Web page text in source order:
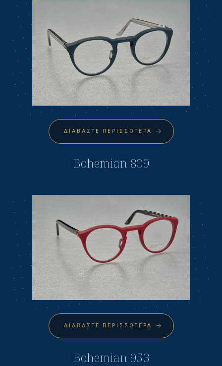
ΔΙΑΒΆΣΤΕ ΠΕΡΙΣΣΌΤΕΡΑ
Bohemian 809
ΔΙΑΒΆΣΤΕ ΠΕΡΙΣΣΌΤΕΡΑ
Bohemian 953